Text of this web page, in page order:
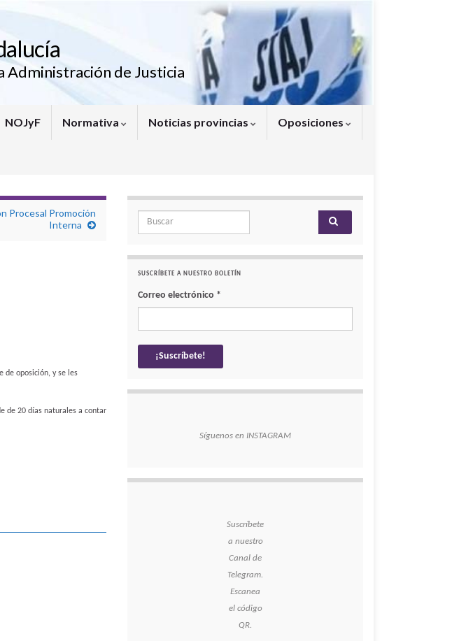
Administración de Justicia
NOJyF Normativa Noticias provincias Oposiciones
Procesal Promoción
Interna
de oposición, y se les
de 20 días naturales a contar
Search for:
SUSCRÍBETE A NUESTRO BOLETÍN
Correo electrónico *
Síguenos en INSTAGRAM
Suscríbete
a nuestro
Canal de
Telegram.
Escanea
el código
QR.